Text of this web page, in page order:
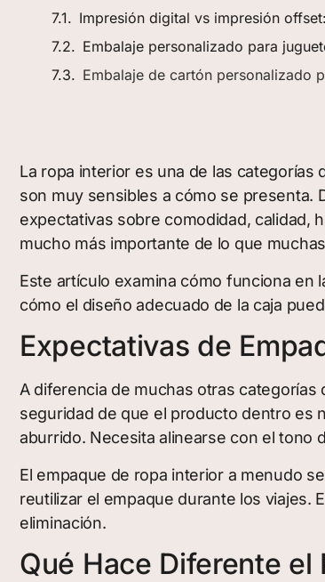
Impresión digital vs impresión
Embalaje personalizado para
Embalaje de cartón personalizado
La ropa interior es una de las
son muy sensibles a cómo se presenta.
expectativas sobre comodidad, calidad,
mucho más importante de lo que
Este artículo examina cómo funciona en
cómo el diseño adecuado de la caja
Expectativas de
A diferencia de muchas otras
seguridad de que el producto dentro es
aburrido. Necesita alinearse con el tono
El empaque de ropa interior a menudo
reutilizar el empaque durante los viajes.
eliminación.
Qué Hace Diferente el